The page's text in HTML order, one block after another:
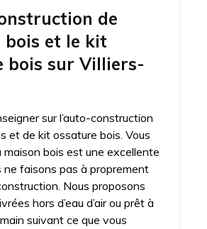
de
bois et le kit
bois sur Villiers-
sur l’auto-construction
et de kit ossature bois. Vous
maison bois est une excellente
ne faisons pas à proprement
Nous proposons
hors d’eau d’air ou prêt à
suivant ce que vous